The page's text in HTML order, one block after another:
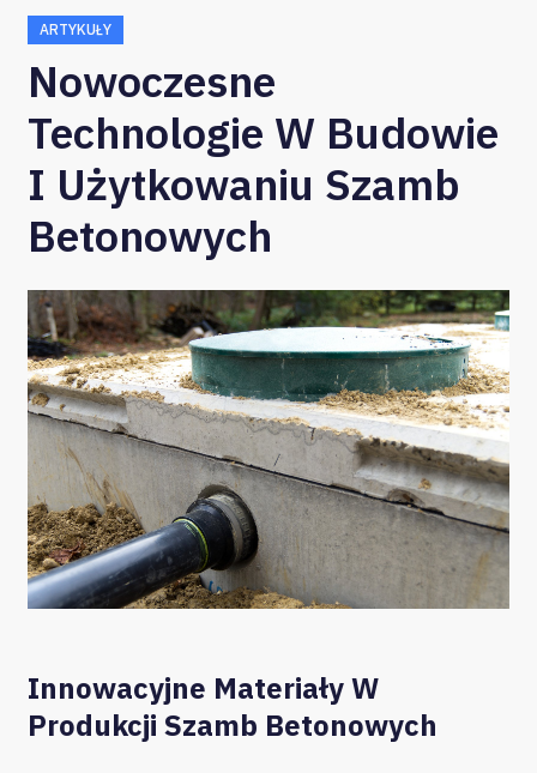
ARTYKUŁY
Nowoczesne
Technologie W Budowie
I Użytkowaniu Szamb
Betonowych
Innowacyjne Materiały W
Produkcji Szamb Betonowych